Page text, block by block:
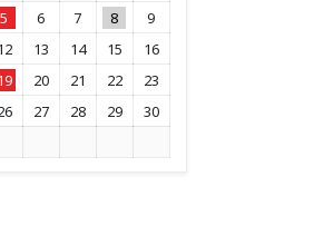
5 6 7 8
9
13 14 15
16
20 21 22
23
27 28 29
30